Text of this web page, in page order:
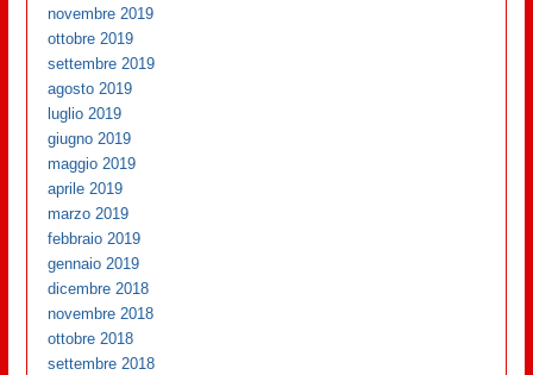
novembre 2019
ottobre 2019
settembre 2019
agosto 2019
luglio 2019
giugno 2019
maggio 2019
aprile 2019
marzo 2019
febbraio 2019
gennaio 2019
dicembre 2018
novembre 2018
ottobre 2018
settembre 2018